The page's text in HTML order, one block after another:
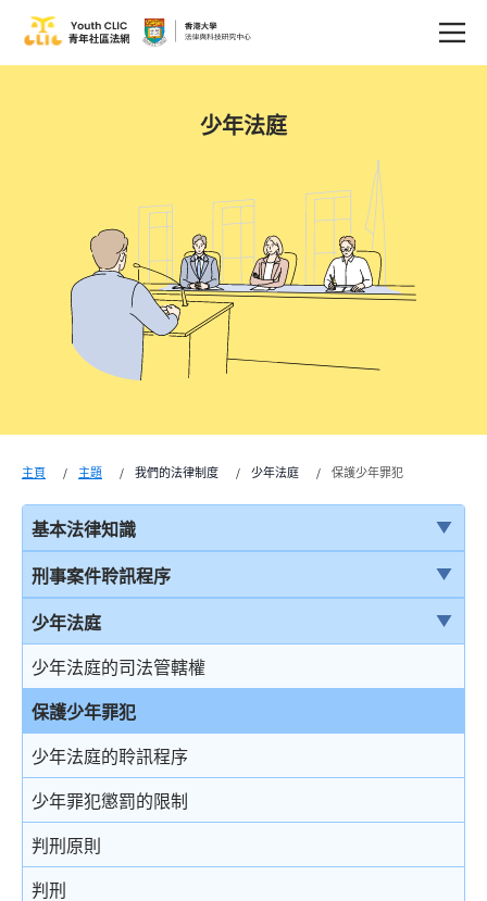
少年法庭
主頁 主題 我們的法律制度 少年法庭 保護少年罪犯
基本法律知識
法治
香港法律來源
刑事訴訟及民事訴訟
事務律師與大律師
簡介律政司
香港法院及司法機構
刑事案件聆訊程序
刑事案件一般聆訊程序
經公訴程序定罪及經簡易程序定罪
首次聆訊
認罪
求情及判刑
認罪對判刑的影響
不認罪
少年法庭
少年法庭的司法管轄權
保護少年罪犯
少年法庭的聆訊程序
少年罪犯懲罰的限制
判刑原則
判刑